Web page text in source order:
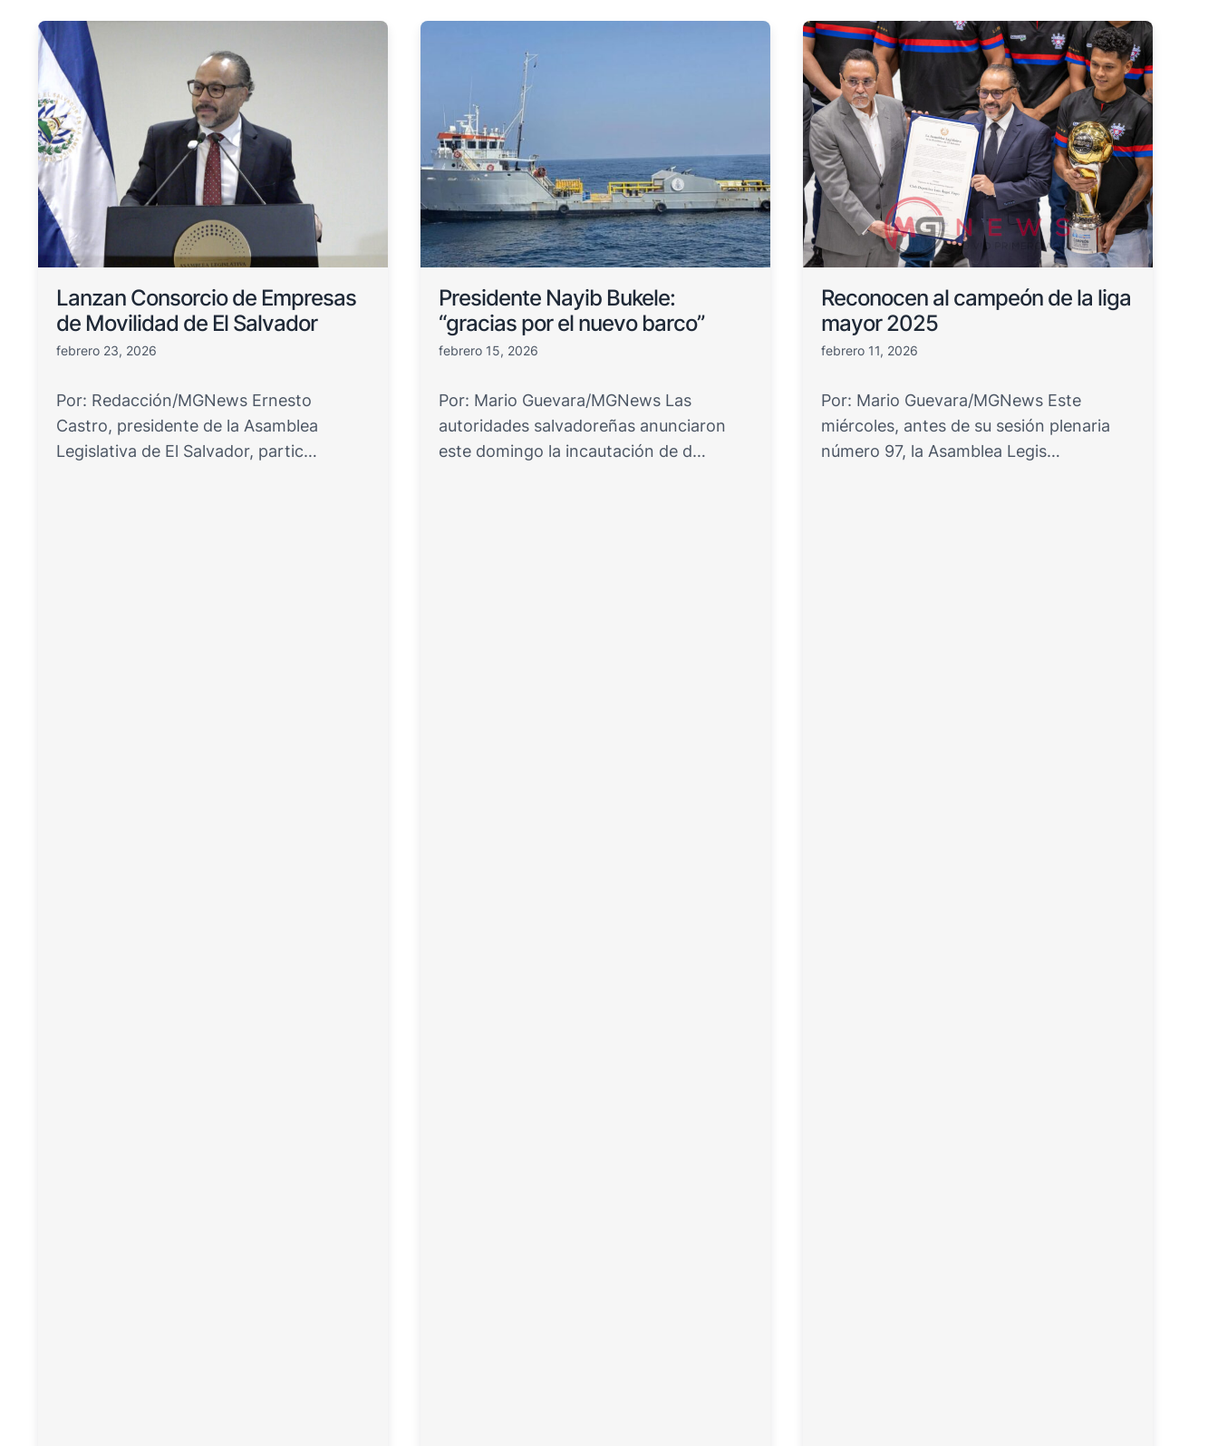
Lanzan Consorcio de Empresas
de Movilidad de El Salvador
febrero 23, 2026
Por: Redacción/MGNews Ernesto
Castro, presidente de la Asamblea
Legislativa de El Salvador, partic…
Presidente Nayib Bukele:
“gracias por el nuevo barco”
febrero 15, 2026
Por: Mario Guevara/MGNews Las
autoridades salvadoreñas anunciaron
este domingo la incautación de d…
Reconocen al campeón de la liga
mayor 2025
febrero 11, 2026
Por: Mario Guevara/MGNews Este
miércoles, antes de su sesión plenaria
número 97, la Asamblea Legis…